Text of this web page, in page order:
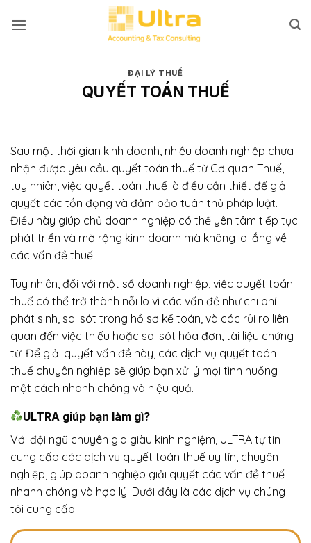
qua
ĐẠI LÝ THUẾ
QUYẾT TOÁN THUẾ
Sau một thời gian kinh doanh, nhiều doanh nghiệp chưa
nhận được yêu cầu quyết toán thuế từ Cơ quan Thuế,
tuy nhiên, việc quyết toán thuế là điều cần thiết để giải
quyết các tồn đọng và đảm bảo tuân thủ pháp luật.
Điều này giúp chủ doanh nghiệp có thể yên tâm tiếp tục
phát triển và mở rộng kinh doanh mà không lo lắng về
các vấn đề thuế.
Tuy nhiên, đối với một số doanh nghiệp, việc quyết toán
thuế có thể trở thành nỗi lo vì các vấn đề như chi phí
phát sinh, sai sót trong hồ sơ kế toán, và các rủi ro liên
quan đến việc thiếu hoặc sai sót hóa đơn, tài liệu chứng
từ. Để giải quyết vấn đề này, các dịch vụ quyết toán
thuế chuyên nghiệp sẽ giúp bạn xử lý mọi tình huống
một cách nhanh chóng và hiệu quả.
ULTRA giúp bạn làm gì?
Với đội ngũ chuyên gia giàu kinh nghiệm, ULTRA tự tin
cung cấp các dịch vụ quyết toán thuế uy tín, chuyên
nghiệp, giúp doanh nghiệp giải quyết các vấn đề thuế
nhanh chóng và hợp lý. Dưới đây là các dịch vụ chúng
tôi cung cấp: